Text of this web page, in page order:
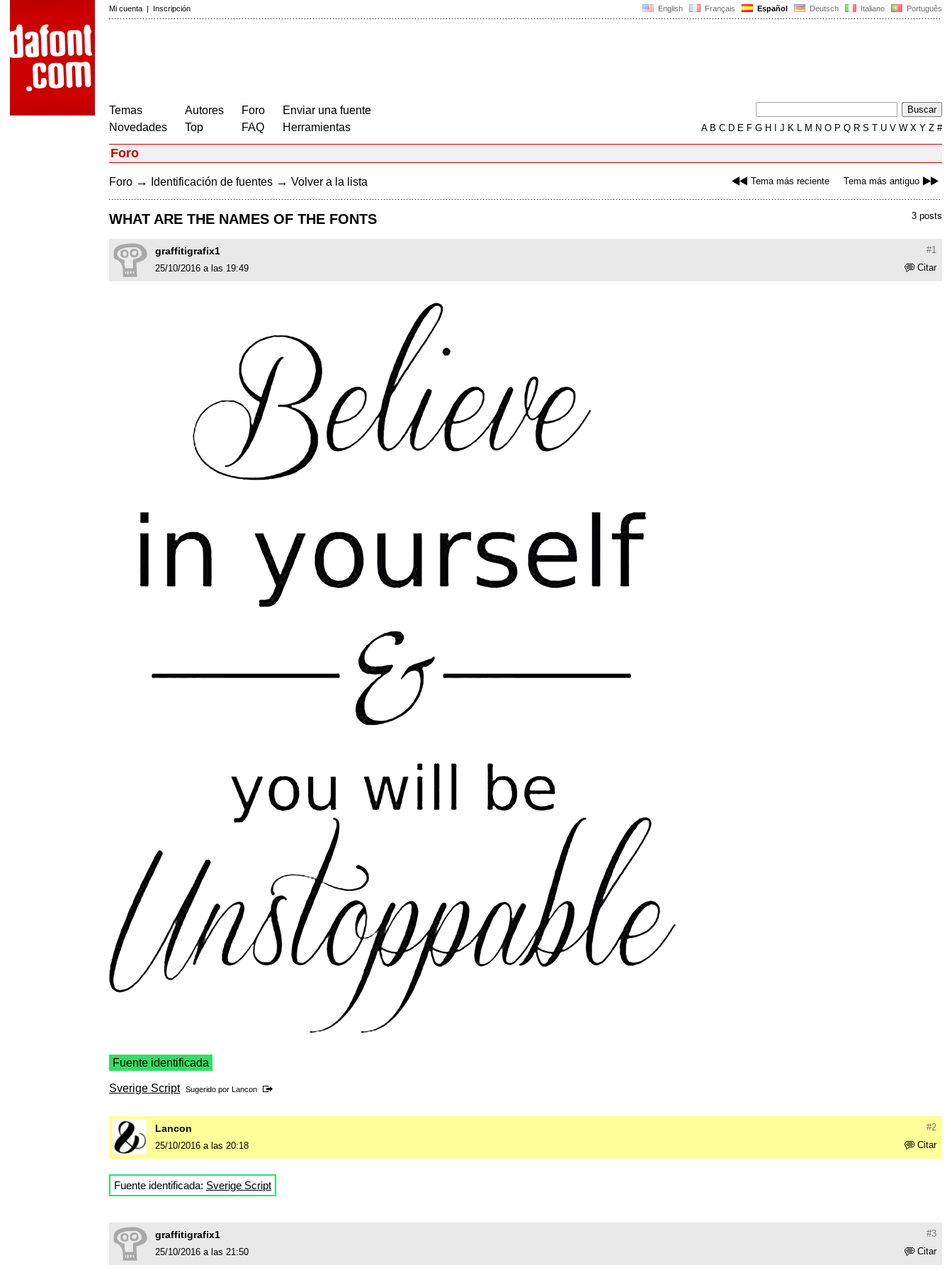
English Français Español Deutsch Italiano Português
Mi cuenta | Inscripción
Temas
Novedades
Autores
Top
Foro
FAQ
Enviar una fuente
Herramientas
AB C D E F G H J K L M N O P Q R S T U V W X Y Z #
Foro
Tema más reciente Tema más antiguo
Foro → Identificación de fuentes → Volver a la lista
3 posts
WHAT ARE THE NAMES OF THE FONTS
#1
graffitigrafix1
Citar
25/10/2016 a las 19:49
Fuente identificada
Sverige Script Sugerido por Lancon
#2
Lancon
Citar
25/10/2016 a las 20:18
Fuente identificada: Sverige Script
#3
graffitigrafix1
Citar
25/10/2016 a las 21:50